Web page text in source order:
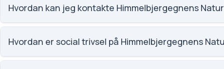
3143 skoler.
Hvordan kan jeg kontakte Himmelbjergegnens
Email: kontor@himmelbjergegnens.dk. Telefon: 8689 8399.
Skoleleder: Lars Fey.
Hvordan er social trivsel på Himmelbjergegnens
Vi har ikke data om social trivsel for Himmelbjergegnens